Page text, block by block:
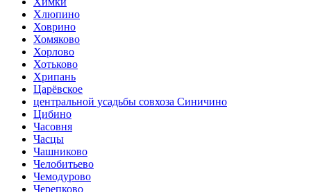
Хлюпино
Ховрино
Хомяково
Хорлово
Хотьково
Хрипань
Царёвское
центральной усадьбы совхоза Синичино
Цибино
Часовня
Часцы
Чашниково
Челобитьево
Чемодурово
Черепково